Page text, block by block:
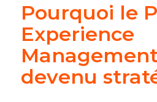
Pourquoi le
Experience
devenu